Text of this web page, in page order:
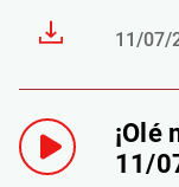
11/07/
¡Olé
11/